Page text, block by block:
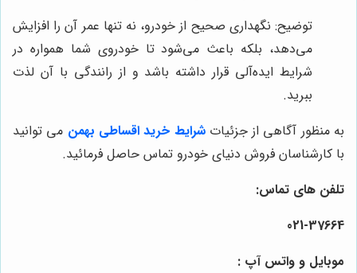
توضیح: نگهداری صحیح از خودرو، نه تنها عمر آن را افزایش
می‌دهد، بلکه باعث می‌شود تا خودروی شما همواره در
شرایط ایده‌آلی قرار داشته باشد و از رانندگی با آن لذت
ببرید.
به منظور آگاهی از جزئیاتشرایط خرید اقساطی بهمن می توانید
با کارشناسان فروش دنیای خودرو تماس حاصل فرمائید.
تلفن های تماس:
021-37664
موبایل و واتس آپ :